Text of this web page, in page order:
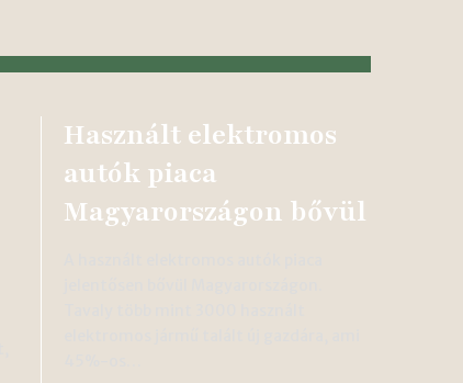
Használt elektromos
autók piaca
Magyarországon bővül